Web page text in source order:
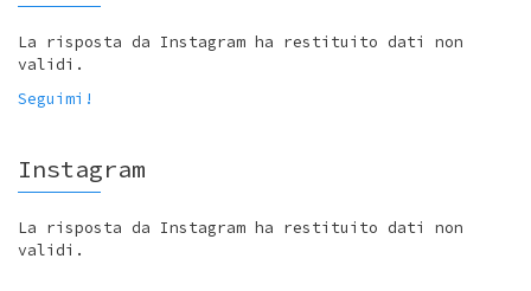
La risposta da Instagram ha restituito dati non
validi.
Seguimi!
Instagram
La risposta da Instagram ha restituito dati non
validi.